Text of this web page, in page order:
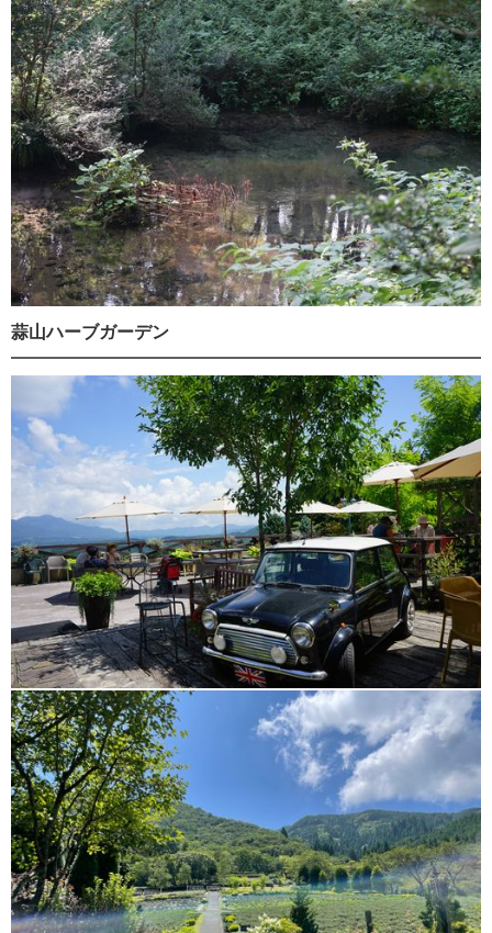
蒜山ハーブガーデン